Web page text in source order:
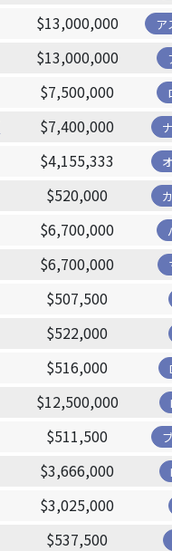
$13,000,000 ア
$13,000,000
$7,500,000
$7,400,000
$4,155,333
$520,000
$6,700,000
$6,700,000
$507,500
$522,000
$516,000
$12,500,000
$511,500
$3,666,000
$3,025,000
$537,500